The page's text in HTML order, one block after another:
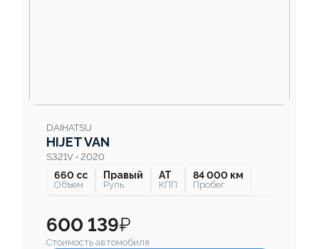
DAIHATSU
HIJET VAN
S321V • 2020
660 cc
Объем
Правый
Руль
AT
КПП
84 000 км
Пробег
600 139₽
Стоимость автомобиля